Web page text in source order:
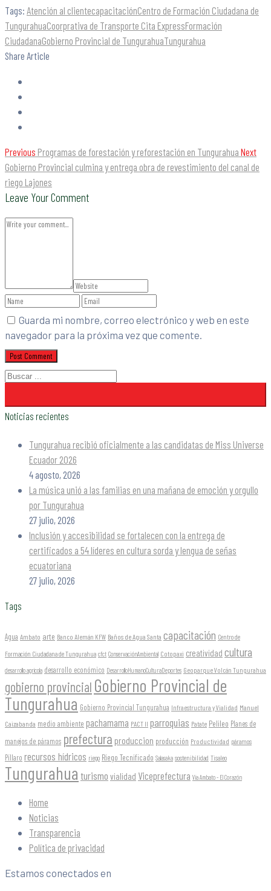
Tags: Atención al clientecapacitaciónCentro de Formación Ciudadana de
TungurahuaCoorprativa de Transporte Cita ExpressFormación
CiudadanaGobierno Provincial de TungurahuaTungurahua
Share Article
Previous Programas de forestación y reforestación en Tungurahua Next
Gobierno Provincial culmina y entrega obra de revestimiento del canal de
riego Lajones
Leave Your Comment
Guarda mi nombre, correo electrónico y web en este
navegador para la próxima vez que comente.
Noticias recientes
Tungurahua recibió oficialmente a las candidatas de Miss Universe
Ecuador 2026
4 agosto, 2026
La música unió a las familias en una mañana de emoción y orgullo
por Tungurahua
27 julio, 2026
Inclusión y accesibilidad se fortalecen con la entrega de
certificados a 54 líderes en cultura sorda y lengua de señas
ecuatoriana
27 julio, 2026
Tags
Agua Ambato arte Banco Alemán KFW Baños de Agua Santa capacitación Centro de
Formación Ciudadana de Tungurahua cfct ConservaciónAmbiental Cotopaxi creatividad cultura
desarrollo agrícola desarrollo económico DesarrolloHumanoCulturaDeportes Geoparque Volcán Tungurahua
gobierno provincial Gobierno Provincial de
Tungurahua Gobierno Provincial Tungurahua Infraestructura y Vialidad Manuel
Caizabanda medio ambiente pachamama PACT II parroquias Patate Pelileo Planes de
manejos de páramos prefectura produccion producción Productividad páramos
Píllaro recursos hídricos riego Riego Tecnificado Salasaka sostenibilidad Tisaleo
Tungurahua turismo vialidad Viceprefectura Vía Ambato - El Corazón
Home
Noticias
Transparencia
Política de privacidad
Estamos conectados en